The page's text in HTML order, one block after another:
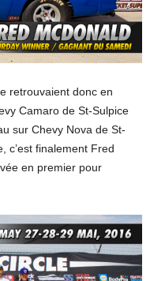
retrouvaient donc en
Camaro de St-Sulpice
sur Chevy Nova de St-
c’est finalement Fred
en premier pour